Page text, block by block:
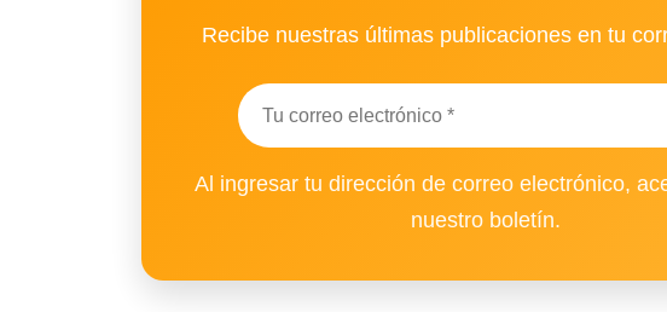
Recibe nuestras últimas publicaciones en tu
Al ingresar tu dirección de correo electrónico,
nuestro boletín.